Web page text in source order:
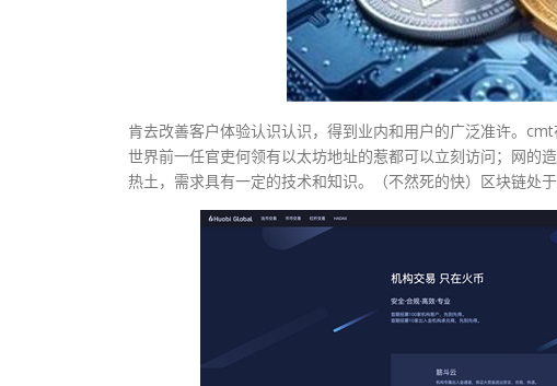
肯去改善客户体验认识认识，得到业内和用户的广泛准许。
世界前一任官吏何领有以太坊地址的惹都可以立刻访问；网的
热土，需求具有一定的技术和知识。（不然死的快）区块链处于